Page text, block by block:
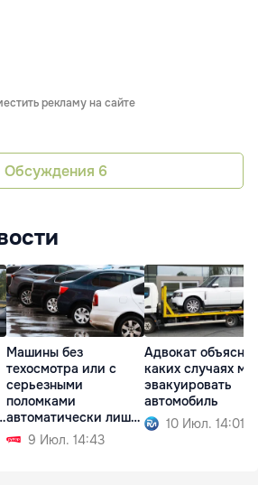
рекламу на сайте
Обсуждения 6
Машины без
техосмотра или с
серьезными
поломками
автоматически лишат
регистрации
9 Июл. 14:43
Адвокат
каких случаях
эвакуировать
автомобиль
10 Июл. 14:01